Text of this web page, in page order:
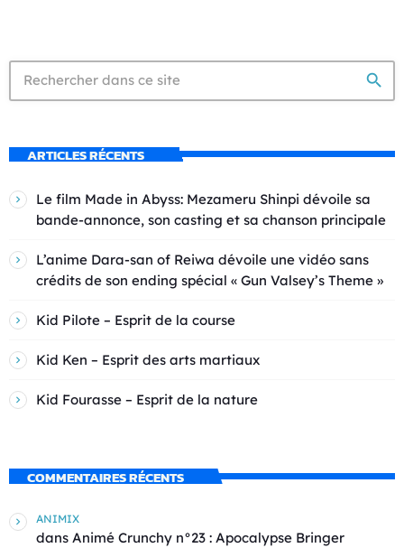
search
ARTICLES RÉCENTS
Le film Made in Abyss: Mezameru Shinpi dévoile sa
bande-annonce, son casting et sa chanson principale
L’anime Dara-san of Reiwa dévoile une vidéo sans
crédits de son ending spécial « Gun Valsey’s Theme »
Kid Pilote – Esprit de la course
Kid Ken – Esprit des arts martiaux
Kid Fourasse – Esprit de la nature
COMMENTAIRES RÉCENTS
ANIMIX
dans Animé Crunchy n°23 : Apocalypse Bringer